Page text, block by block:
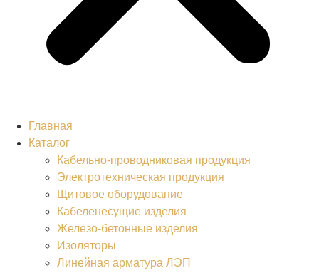
Главная
Каталог
Кабельно-проводниковая продукция
Электротехническая продукция
Щитовое оборудование
Кабеленесущие изделия
Железо-бетонные изделия
Изоляторы
Линейная арматура ЛЭП